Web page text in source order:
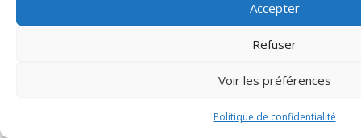
Accepter
Refuser
Voir les préférences
Politique de confidentialité